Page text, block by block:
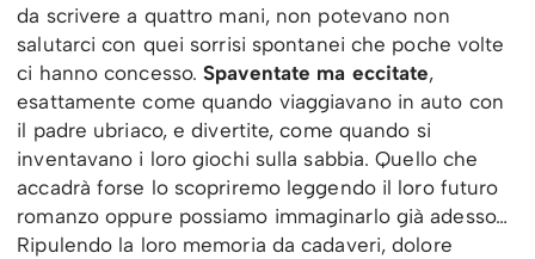
da scrivere a quattro mani, non potevano non
salutarci con quei sorrisi spontanei che poche volte
ci hanno concesso.Spaventate ma eccitate,
esattamente come quando viaggiavano in auto con
il padre ubriaco, e divertite, come quando si
inventavano i loro giochi sulla sabbia. Quello che
accadrà forse lo scopriremo leggendo il loro futuro
romanzo oppure possiamo immaginarlo già adesso…
Ripulendo la loro memoria da cadaveri, dolore